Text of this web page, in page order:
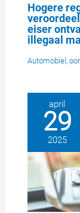
Hogere
eiser
illegaal
Automobiel ,
april
29
2025